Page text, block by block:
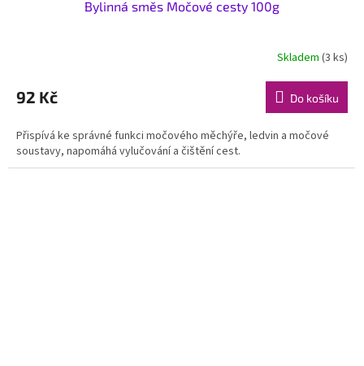
Bylinná směs Močové cesty 100g
Skladem (3 ks)
92 Kč Do košíku
Přispívá ke správné funkci močového měchýře, ledvin a močové
soustavy, napomáhá vylučování a čištění cest.